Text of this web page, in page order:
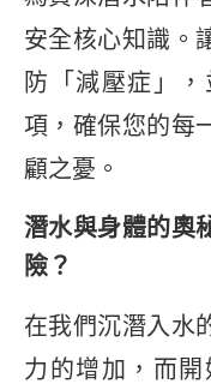
安全核心知識。
防「減壓症」
項，確保您的每
顧之憂。
潛水與身體的奧
險？
在我們沉潛入水
力的增加，而